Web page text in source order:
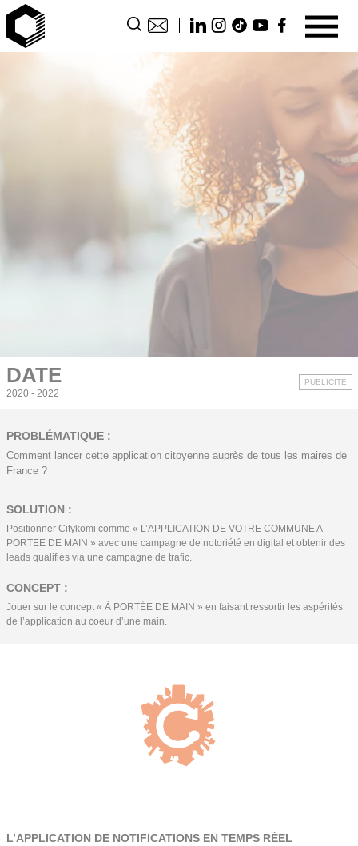
DATE
2020 - 2022
PUBLICITÉ
PROBLÉMATIQUE :
Comment lancer cette application citoyenne auprès de tous les maires de
France ?
SOLUTION :
Positionner Citykomi comme « L’APPLICATION DE VOTRE COMMUNE A
PORTEE DE MAIN » avec une campagne de notoriété en digital et obtenir des
leads qualifiés via une campagne de trafic.
CONCEPT :
Jouer sur le concept « À PORTÉE DE MAIN » en faisant ressortir les aspérités
de l’application au coeur d’une main.
L’APPLICATION DE NOTIFICATIONS EN TEMPS RÉEL